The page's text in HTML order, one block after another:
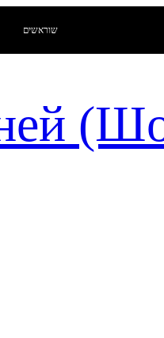
שוראשים